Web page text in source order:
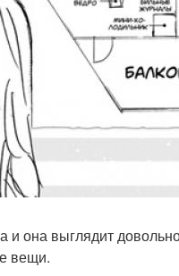
она выглядит
вещи.